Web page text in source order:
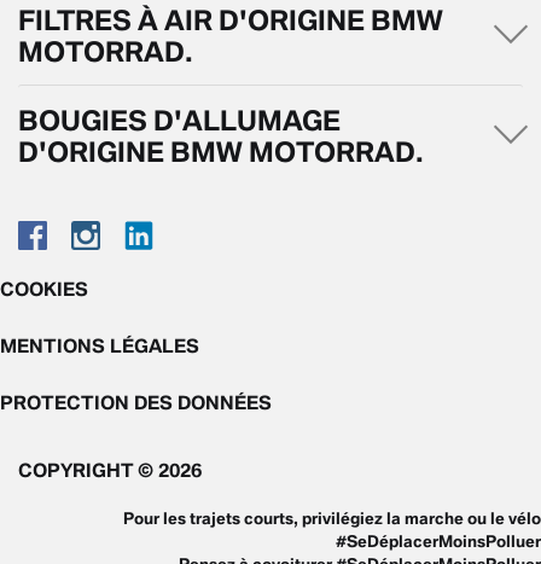
FILTRES À AIR D'ORIGINE BMW
MOTORRAD.
BOUGIES D'ALLUMAGE
D'ORIGINE BMW MOTORRAD.
COOKIES
MENTIONS LÉGALES
PROTECTION DES DONNÉES
COPYRIGHT © 2026
Pour les trajets courts, privilégiez la marche ou le vélo
#SeDéplacerMoinsPolluer